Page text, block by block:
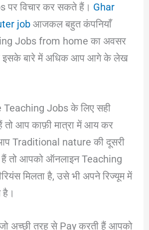
पर विचार कर सकते हैं। Ghar
jobआजकल बहुत कंपनियाँ
Jobs from home का अवसर
इसके बारे में अधिक आप आगे के लेख
Jobs के लिए सही
तो आप काफ़ी मात्रा में आय कर
Traditional nature की दूसरी
हैं तो आपको ऑनलाइन Teaching
मिलता है, उसे भी अपने रिज्यूम में
अच्छी तरह से Pay करती हैं आपको